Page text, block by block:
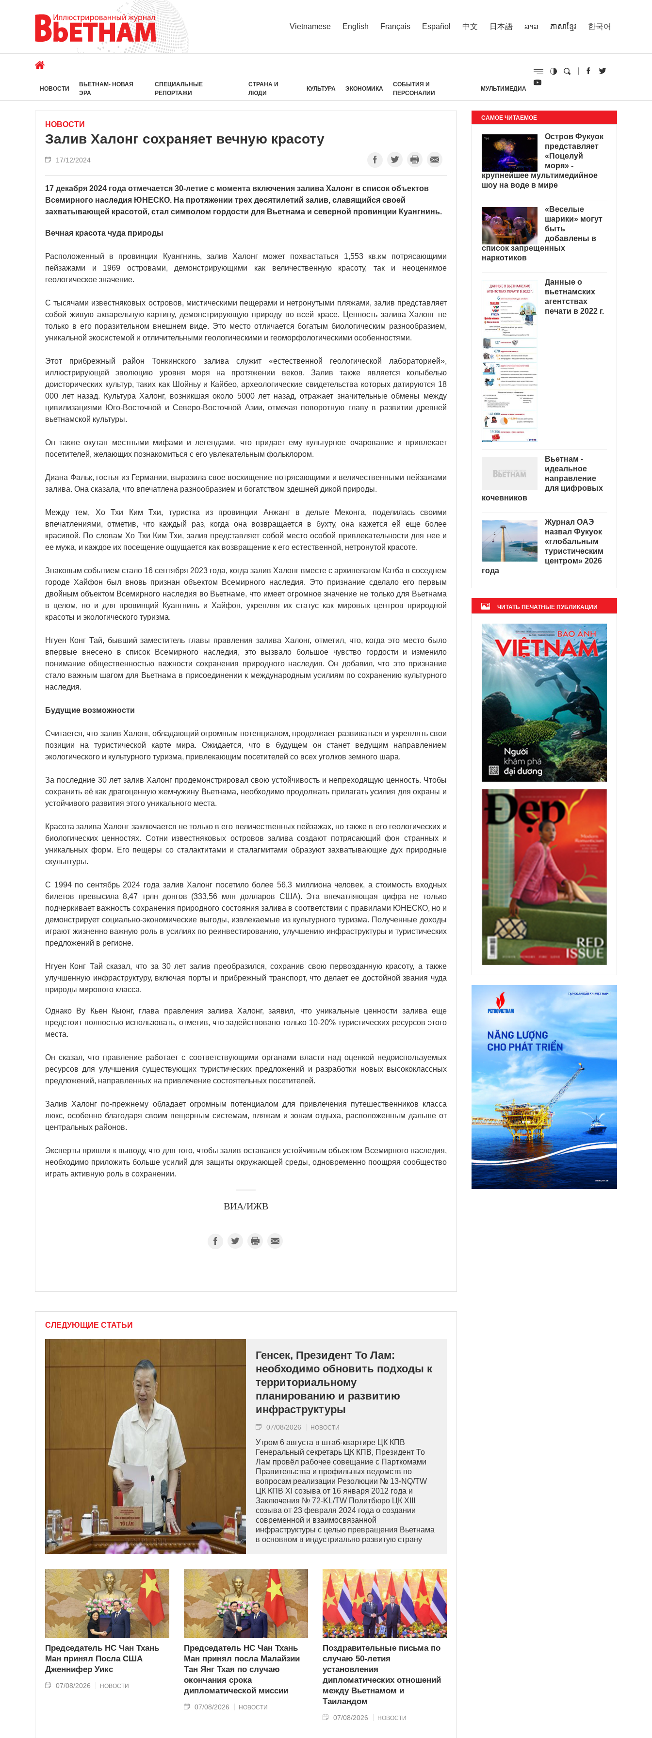
Vietnamese English Français Español 中文 日本語 ລາວ ភាសាខ្មែរ 한국어
НОВОСТИ
ВЬЕТНАМ- НОВАЯ
ЭРА
СПЕЦИАЛЬНЫЕ
РЕПОРТАЖИ
СТРАНА И
ЛЮДИ
КУЛЬТУРА ЭКОНОМИКА
СОБЫТИЯ И
ПЕРСОНАЛИИ
МУЛЬТИМЕДИА
НОВОСТИ
Залив Халонг сохраняет вечную красоту
17/12/2024
17 декабря 2024 года отмечается 30-летие с момента включения залива Халонг в список объектов
Всемирного наследия ЮНЕСКО. На протяжении трех десятилетий залив, славящийся своей
захватывающей красотой, стал символом гордости для Вьетнама и северной провинции Куангнинь.
Вечная красота чуда природы
Расположенный в провинции Куангнинь, залив Халонг может похвастаться 1,553 кв.км потрясающими
пейзажами и 1969 островами, демонстрирующими как величественную красоту, так и неоценимое
геологическое значение.
С тысячами известняковых островов, мистическими пещерами и нетронутыми пляжами, залив представляет
собой живую акварельную картину, демонстрирующую природу во всей красе. Ценность залива Халонг не
только в его поразительном внешнем виде. Это место отличается богатым биологическим разнообразием,
уникальной экосистемой и отличительными геологическими и геоморфологическими особенностями.
Этот прибрежный район Тонкинского залива служит «естественной геологической лабораторией»,
иллюстрирующей эволюцию уровня моря на протяжении веков. Залив также является колыбелью
доисторических культур, таких как Шойньу и Кайбео, археологические свидетельства которых датируются 18
000 лет назад. Культура Халонг, возникшая около 5000 лет назад, отражает значительные обмены между
цивилизациями Юго-Восточной и Северо-Восточной Азии, отмечая поворотную главу в развитии древней
вьетнамской культуры.
Он также окутан местными мифами и легендами, что придает ему культурное очарование и привлекает
посетителей, желающих познакомиться с его увлекательным фольклором.
Диана Фальк, гостья из Германии, выразила свое восхищение потрясающими и величественными пейзажами
залива. Она сказала, что впечатлена разнообразием и богатством здешней дикой природы.
Между тем, Хо Тхи Ким Тхи, туристка из провинции Анжанг в дельте Меконга, поделилась своими
впечатлениями, отметив, что каждый раз, когда она возвращается в бухту, она кажется ей еще более
красивой. По словам Хо Тхи Ким Тхи, залив представляет собой место особой привлекательности для нее и
ее мужа, и каждое их посещение ощущается как возвращение к его естественной, нетронутой красоте.
Знаковым событием стало 16 сентября 2023 года, когда залив Халонг вместе с архипелагом Катба в соседнем
городе Хайфон был вновь признан объектом Всемирного наследия. Это признание сделало его первым
двойным объектом Всемирного наследия во Вьетнаме, что имеет огромное значение не только для Вьетнама
в целом, но и для провинций Куангнинь и Хайфон, укрепляя их статус как мировых центров природной
красоты и экологического туризма.
Нгуен Конг Тай, бывший заместитель главы правления залива Халонг, отметил, что, когда это место было
впервые внесено в список Всемирного наследия, это вызвало большое чувство гордости и изменило
понимание общественностью важности сохранения природного наследия. Он добавил, что это признание
стало важным шагом для Вьетнама в присоединении к международным усилиям по сохранению культурного
наследия.
Будущие возможности
Считается, что залив Халонг, обладающий огромным потенциалом, продолжает развиваться и укреплять свои
позиции на туристической карте мира. Ожидается, что в будущем он станет ведущим направлением
экологического и культурного туризма, привлекающим посетителей со всех уголков земного шара.
За последние 30 лет залив Халонг продемонстрировал свою устойчивость и непреходящую ценность. Чтобы
сохранить её как драгоценную жемчужину Вьетнама, необходимо продолжать прилагать усилия для охраны и
устойчивого развития этого уникального места.
Красота залива Халонг заключается не только в его величественных пейзажах, но также в его геологических и
биологических ценностях. Сотни известняковых островов залива создают потрясающий фон странных и
уникальных форм. Его пещеры со сталактитами и сталагмитами образуют захватывающие дух природные
скульптуры.
С 1994 по сентябрь 2024 года залив Халонг посетило более 56,3 миллиона человек, а стоимость входных
билетов превысила 8,47 трлн донгов (333,56 млн долларов США). Эта впечатляющая цифра не только
подчеркивает важность сохранения природного состояния залива в соответствии с правилами ЮНЕСКО, но и
демонстрирует социально-экономические выгоды, извлекаемые из культурного туризма. Полученные доходы
играют жизненно важную роль в усилиях по реинвестированию, улучшению инфраструктуры и туристических
предложений в регионе.
Нгуен Конг Тай сказал, что за 30 лет залив преобразился, сохранив свою первозданную красоту, а также
улучшенную инфраструктуру, включая порты и прибрежный транспорт, что делает ее достойной звания чуда
природы мирового класса.
Однако Ву Кьен Кыонг, глава правления залива Халонг, заявил, что уникальные ценности залива еще
предстоит полностью использовать, отметив, что задействовано только 10-20% туристических ресурсов этого
места.
Он сказал, что правление работает с соответствующими органами власти над оценкой недоиспользуемых
ресурсов для улучшения существующих туристических предложений и разработки новых высококлассных
предложений, направленных на привлечение состоятельных посетителей.
Залив Халонг по-прежнему обладает огромным потенциалом для привлечения путешественников класса
люкс, особенно благодаря своим пещерным системам, пляжам и зонам отдыха, расположенным дальше от
центральных районов.
Эксперты пришли к выводу, что для того, чтобы залив оставался устойчивым объектом Всемирного наследия,
необходимо приложить больше усилий для защиты окружающей среды, одновременно поощряя сообщество
играть активную роль в сохранении.
ВИА/ИЖВ
СЛЕДУЮЩИЕ СТАТЬИ
Генсек, Президент То Лам:
необходимо обновить подходы к
территориальному
планированию и развитию
инфраструктуры
07/08/2026 НОВОСТИ
Утром 6 августа в штаб-квартире ЦК КПВ
Генеральный секретарь ЦК КПВ, Президент То
Лам провёл рабочее совещание с Парткомами
Правительства и профильных ведомств по
вопросам реализации Резолюции № 13-NQ/TW
ЦК КПВ XI созыва от 16 января 2012 года и
Заключения № 72-KL/TW Политбюро ЦК XIII
созыва от 23 февраля 2024 года о создании
современной и взаимосвязанной
инфраструктуры с целью превращения Вьетнама
в основном в индустриально развитую страну
Председатель НС Чан Тхань
Ман принял Посла США
Дженнифер Уикс
07/08/2026 НОВОСТИ
Председатель НС Чан Тхань
Ман принял посла Малайзии
Тан Янг Тхая по случаю
окончания срока
дипломатической миссии
07/08/2026 НОВОСТИ
Поздравительные письма по
случаю 50-летия
установления
дипломатических отношений
между Вьетнамом и
Таиландом
07/08/2026 НОВОСТИ
САМОЕ ЧИТАЕМОЕ
Остров Фукуок
представляет
«Поцелуй
моря» -
крупнейшее мультимедийное
шоу на воде в мире
«Веселые
шарики» могут
быть
добавлены в
список запрещенных
наркотиков
Данные о
вьетнамских
агентствах
печати в 2022 г.
Вьетнам -
идеальное
направление
для цифровых
кочевников
Журнал ОАЭ
назвал Фукуок
«глобальным
туристическим
центром» 2026
года
ЧИТАТЬ ПЕЧАТНЫЕ ПУБЛИКАЦИИ